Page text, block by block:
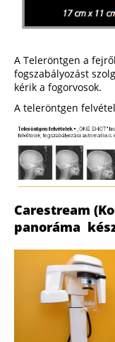
A Teleröntgen a
fogszabályozást
kérik a fogorvosok.
A teleröntgen
Carestream
panoráma